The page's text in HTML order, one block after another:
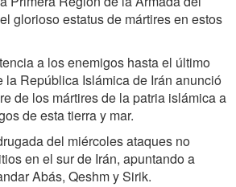
glorioso estatus de mártires en estos
a los enemigos hasta el último
la República Islámica de Irán anunció
de los mártires de la patria islámica a
de esta tierra y mar.
del miércoles ataques no
en el sur de Irán, apuntando a
Abás, Qeshm y Sirik.